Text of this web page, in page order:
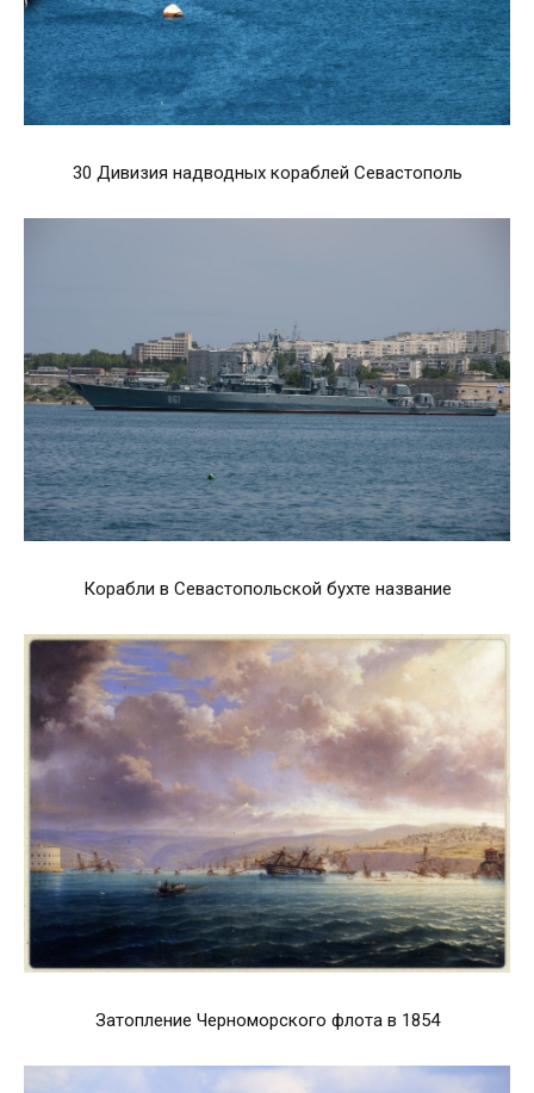
30 Дивизия надводных кораблей Севастополь
Корабли в Севастопольской бухте название
Затопление Черноморского флота в 1854